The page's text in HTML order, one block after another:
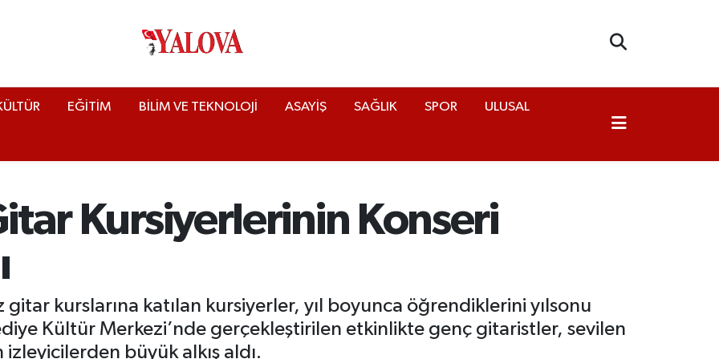
EĞİTİM BİLİM VE TEKNOLOJİ ASAYİŞ SAĞLIK SPOR ULUSAL
Kursiyerlerinin Konseri
kurslarına katılan kursiyerler, yıl boyunca öğrendiklerini yılsonu
Kültür Merkezi’nde gerçekleştirilen etkinlikte genç gitaristler, sevilen
izleyicilerden büyük alkış aldı.